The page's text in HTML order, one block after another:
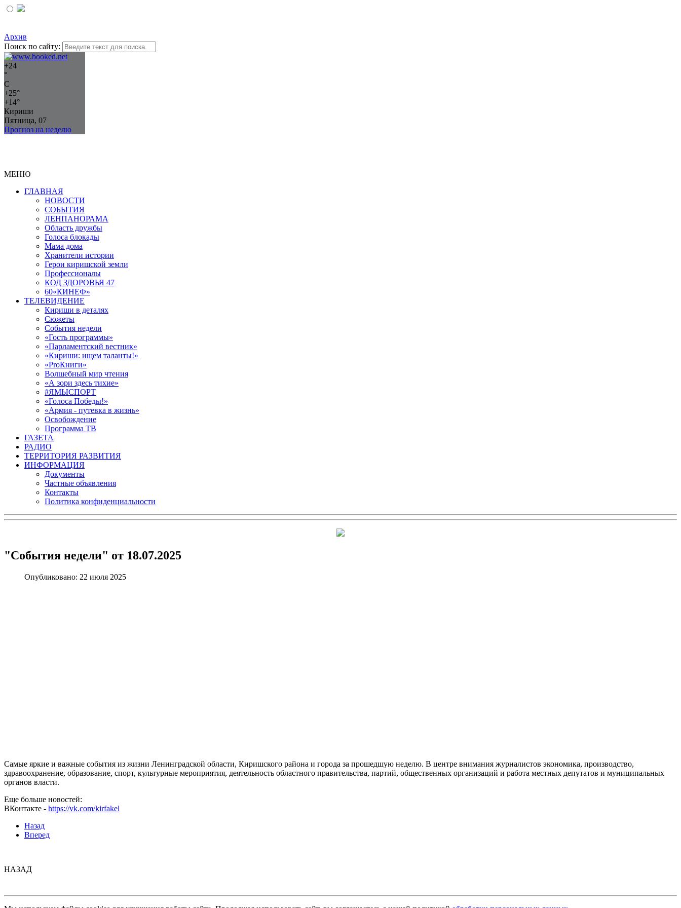
Архив
Поиск по сайту:
+24
°
C
+25°
+14°
Кириши
Пятница, 07
Прогноз на неделю
МЕНЮ
ГЛАВНАЯ
НОВОСТИ
СОБЫТИЯ
ЛЕНПАНОРАМА
Область дружбы
Голоса блокады
Мама дома
Хранители истории
Герои киришской земли
Профессионалы
КОД ЗДОРОВЬЯ 47
60«КИНЕФ»
ТЕЛЕВИДЕНИЕ
Кириши в деталях
Сюжеты
События недели
«Гость программы»
«Парламентский вестник»
«Кириши: ищем таланты!»
«ProКниги»
Волшебный мир чтения
«А зори здесь тихие»
#ЯМЫСПОРТ
«Голоса Победы!»
«Армия - путевка в жизнь»
Освобождение
Программа ТВ
ГАЗЕТА
РАДИО
ТЕРРИТОРИЯ РАЗВИТИЯ
ИНФОРМАЦИЯ
Документы
Частные объявления
Контакты
Политика конфиденциальности
"События недели" от 18.07.2025
Опубликовано: 22 июля 2025
Самые яркие и важные события из жизни Ленинградской области, Киришского района и города за прошедшую неделю. В центре внимания журналистов экономика, производство,
здравоохранение, образование, спорт, культурные мероприятия, деятельность областного правительства, партий, общественных организаций и работа местных депутатов и муниципальных
органов власти.
Еще больше новостей:
ВКонтакте - https://vk.com/kirfakel
Назад
Вперед
НАЗАД